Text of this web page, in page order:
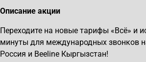
Описание акции
Переходите на новые тарифы «Всё» и
минуты для международных звонков
Россия и Beeline Кыргызстан!